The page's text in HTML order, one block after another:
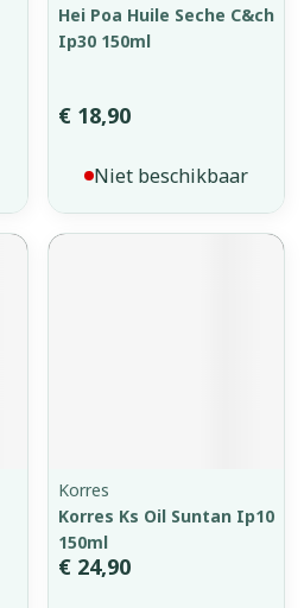
Hei Poa Huile Seche C&ch
Ip30 150ml
€ 18,90
Niet beschikbaar
Korres
Korres Ks Oil Suntan Ip10
150ml
€ 24,90